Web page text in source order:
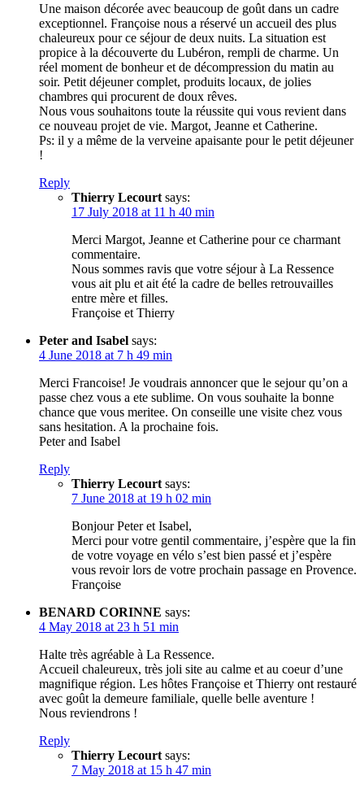
Une maison décorée avec beaucoup de goût dans un cadre
exceptionnel. Françoise nous a réservé un accueil des plus
chaleureux pour ce séjour de deux nuits. La situation est
propice à la découverte du Lubéron, rempli de charme. Un
réel moment de bonheur et de décompression du matin au
soir. Petit déjeuner complet, produits locaux, de jolies
chambres qui procurent de doux rêves.
Nous vous souhaitons toute la réussite qui vous revient dans
ce nouveau projet de vie. Margot, Jeanne et Catherine.
Ps: il y a même de la verveine apaisante pour le petit déjeuner
!
Reply
Thierry Lecourt says:
17 July 2018 at 11 h 40 min
Merci Margot, Jeanne et Catherine pour ce charmant
commentaire.
Nous sommes ravis que votre séjour à La Ressence
vous ait plu et ait été la cadre de belles retrouvailles
entre mère et filles.
Françoise et Thierry
Peter and Isabel says:
4 June 2018 at 7 h 49 min
Merci Francoise! Je voudrais annoncer que le sejour qu’on a
passe chez vous a ete sublime. On vous souhaite la bonne
chance que vous meritee. On conseille une visite chez vous
sans hesitation. A la prochaine fois.
Peter and Isabel
Reply
Thierry Lecourt says:
7 June 2018 at 19 h 02 min
Bonjour Peter et Isabel,
Merci pour votre gentil commentaire, j’espère que la fin
de votre voyage en vélo s’est bien passé et j’espère
vous revoir lors de votre prochain passage en Provence.
Françoise
BENARD CORINNE says:
4 May 2018 at 23 h 51 min
Halte très agréable à La Ressence.
Accueil chaleureux, très joli site au calme et au coeur d’une
magnifique région. Les hôtes Françoise et Thierry ont restauré
avec goût la demeure familiale, quelle belle aventure !
Nous reviendrons !
Reply
Thierry Lecourt says:
7 May 2018 at 15 h 47 min